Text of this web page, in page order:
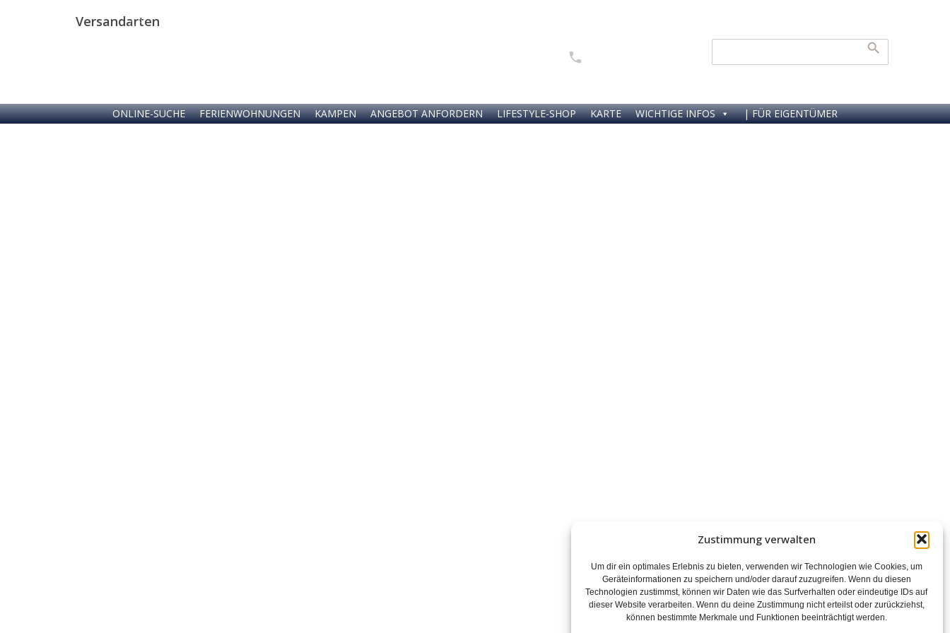
Zustimmung verwalten
Um dir ein optimales Erlebnis zu bieten, verwenden wir Technologien wie Cookies, um
Geräteinformationen zu speichern und/oder darauf zuzugreifen. Wenn du diesen
Technologien zustimmst, können wir Daten wie das Surfverhalten oder eindeutige IDs auf
dieser Website verarbeiten. Wenn du deine Zustimmung nicht erteilst oder zurückziehst,
können bestimmte Merkmale und Funktionen beeinträchtigt werden.
ONLINE-SUCHE FERIENWOHNUNGEN KAMPEN ANGEBOT ANFORDERN LIFESTYLE-SHOP KARTE WICHTIGE INFOS | FÜR EIGENTÜMER
Versandarten